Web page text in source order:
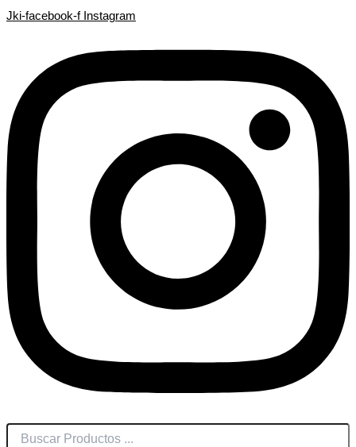
Ir
Jki-facebook-f Instagram
...
...